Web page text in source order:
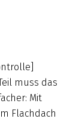
muss das
Mit
Flachdach